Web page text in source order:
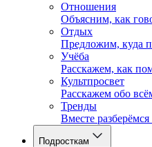
Отношения
Объясним, как
Отдых
Предложим, куда
Учёба
Расскажем, как
Культпросвет
Расскажем обо
Тренды
Вместе
Подросткам